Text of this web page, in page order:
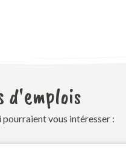
pourraient vous intéresser :